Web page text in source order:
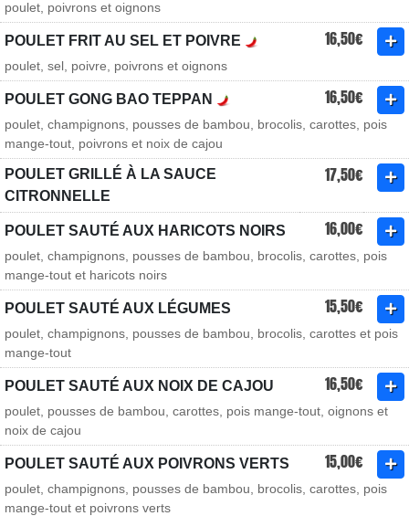
poulet, poivrons et oignons
POULET FRIT AU SEL ET POIVRE 16,50€
poulet, sel, poivre, poivrons et oignons
POULET GONG BAO TEPPAN 16,50€
poulet, champignons, pousses de bambou, brocolis, carottes, pois
mange-tout, poivrons et noix de cajou
POULET GRILLÉ À LA SAUCE
CITRONNELLE
17,50€
POULET SAUTÉ AUX HARICOTS NOIRS 16,00€
poulet, champignons, pousses de bambou, brocolis, carottes, pois
mange-tout et haricots noirs
POULET SAUTÉ AUX LÉGUMES 15,50€
poulet, champignons, pousses de bambou, brocolis, carottes et pois
mange-tout
POULET SAUTÉ AUX NOIX DE CAJOU 16,50€
poulet, pousses de bambou, carottes, pois mange-tout, oignons et
noix de cajou
POULET SAUTÉ AUX POIVRONS VERTS 15,00€
poulet, champignons, pousses de bambou, brocolis, carottes, pois
mange-tout et poivrons verts